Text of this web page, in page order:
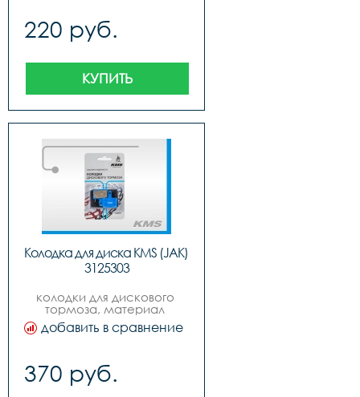
220 руб.
КУПИТЬ
Колодка для диска KMS (JAK)
3125303
колодки для дискового
тормоза, материал
органика, цвет голубой,
логотип quotkmsquot на
бренд quotkmsquot вид №3
deore m515, m516,m515-
добавить в сравнение
370 руб.